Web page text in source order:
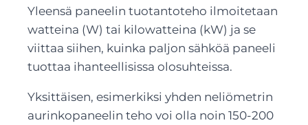
Yleensä paneelin tuotantoteho ilmoitetaan
watteina (W) tai kilowatteina (kW) ja se
viittaa siihen, kuinka paljon sähköä paneeli
tuottaa ihanteellisissa olosuhteissa.
Yksittäisen, esimerkiksi yhden neliömetrin
aurinkopaneelin teho voi olla noin 150-200